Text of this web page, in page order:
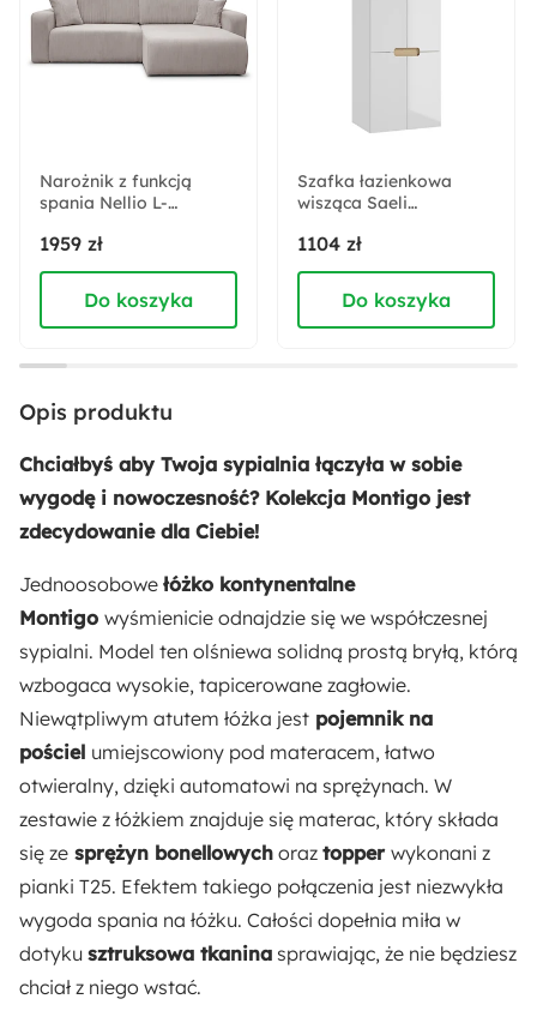
Rodzaj stelaża:
Z podnośnikiem sprężynowym
Materiał obicia:
Sztruks
Rodzaj materaca:
Bonellowy
Rodzaj podstawy:
Materac Bonell
Powierzchnia spania:
90x200 cm
Odpowiedzialny wybór:
Wyprodukowano w Polsce
Wysokość:
112 cm
Szerokość:
93 cm
Wysokość materaca:
15 cm
Liczba miejsc:
Narożnik z funkcją
spania Nellio L-
pojemnikiem beżowy
sztruks
1959 zł
Do koszyka
Szafka łazienkowa
wisząca Saeli
60x150x44 cm
1104 zł
Do koszyka
Opis produktu
Chciałbyś aby Twoja sypialnia łączyła w sobie
wygodę i nowoczesność? Kolekcja Montigo jest
zdecydowanie dla Ciebie!
Jednoosobowe łóżko kontynentalne
Montigo wyśmienicie odnajdzie się we współczesnej
sypialni. Model ten olśniewa solidną prostą bryłą, którą
wzbogaca wysokie, tapicerowane zagłowie.
Niewątpliwym atutem łóżka jest pojemnik na
pościel umiejscowiony pod materacem, łatwo
otwieralny, dzięki automatowi na sprężynach. W
zestawie z łóżkiem znajduje się materac, który składa
się ze sprężyn bonellowych oraz topper wykonani z
pianki T25. Efektem takiego połączenia jest niezwykła
wygoda spania na łóżku. Całości dopełnia miła w
dotyku sztruksowa tkanina sprawiając, że nie będziesz
chciał z niego wstać.